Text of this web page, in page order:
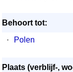
Behoort tot:
·
Polen
Plaats (verblijf-,